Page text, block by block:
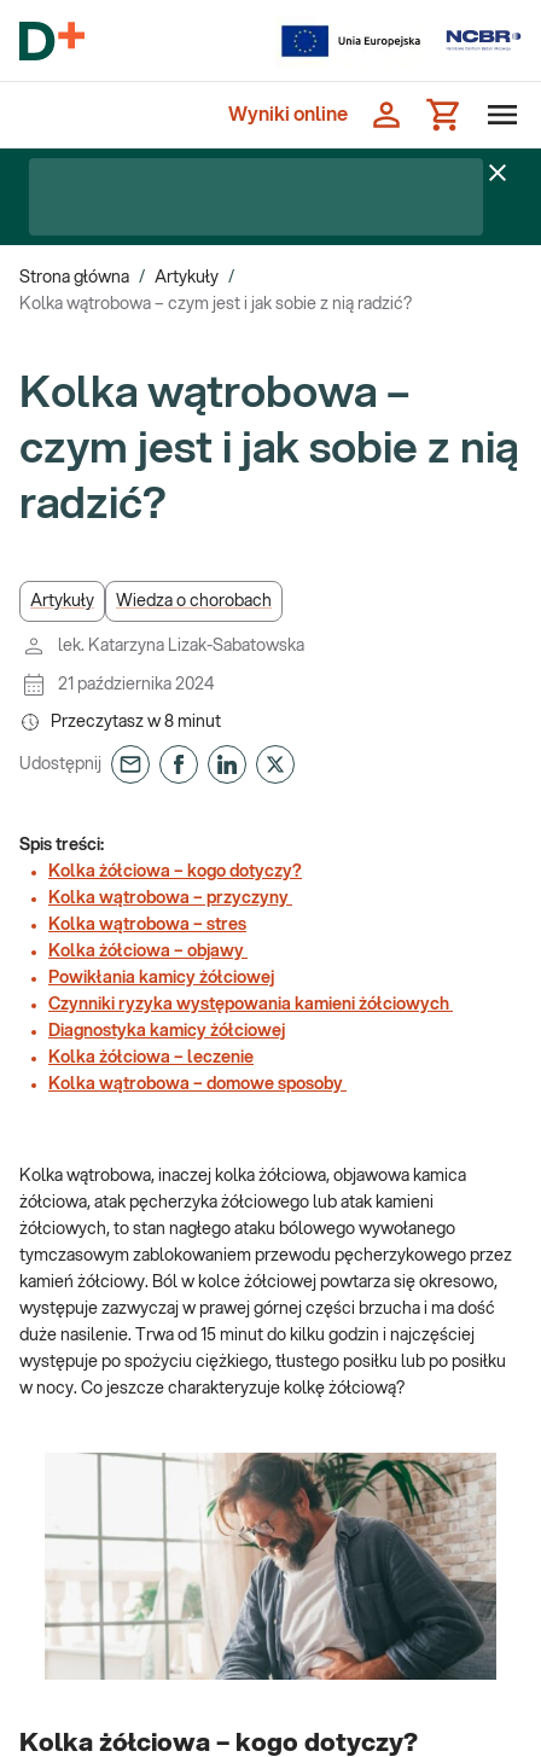
Wyniki online
Strona główna / Artykuły /
Kolka wątrobowa – czym jest i jak sobie z nią radzić?
Kolka wątrobowa –
czym jest i jak sobie z nią
radzić?
Artykuły Wiedza o chorobach
lek. Katarzyna Lizak-Sabatowska
21 października 2024
Przeczytasz w 8 minut
Udostępnij
Spis treści:
Kolka żółciowa – kogo dotyczy?
Kolka wątrobowa – przyczyny
Kolka wątrobowa – stres
Kolka żółciowa – objawy
Powikłania kamicy żółciowej
Czynniki ryzyka występowania kamieni żółciowych
Diagnostyka kamicy żółciowej
Kolka żółciowa – leczenie
Kolka wątrobowa – domowe sposoby
Kolka wątrobowa, inaczej kolka żółciowa, objawowa kamica
żółciowa, atak pęcherzyka żółciowego lub atak kamieni
żółciowych, to stan nagłego ataku bólowego wywołanego
tymczasowym zablokowaniem przewodu pęcherzykowego przez
kamień żółciowy. Ból w kolce żółciowej powtarza się okresowo,
występuje zazwyczaj w prawej górnej części brzucha i ma dość
duże nasilenie. Trwa od 15 minut do kilku godzin i najczęściej
występuje po spożyciu ciężkiego, tłustego posiłku lub po posiłku
w nocy. Co jeszcze charakteryzuje kolkę żółciową?
Kolka żółciowa – kogo dotyczy?